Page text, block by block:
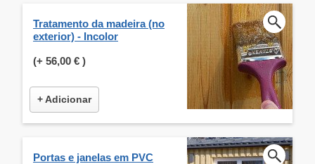
Tratamento da madeira (no
exterior) - Incolor
(+ 56,00 € )
+ Adicionar
Portas e janelas em PVC